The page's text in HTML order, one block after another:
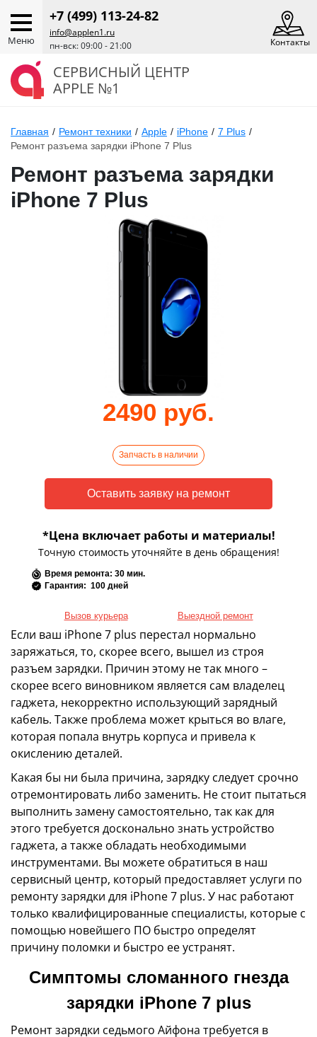
Меню
+7 (499) 113-24-82
info@applen1.ru
пн-вск: 09:00 - 21:00
Контакты
СЕРВИСНЫЙ ЦЕНТР
APPLE №1
Главная / Ремонт техники / Apple / iPhone / 7 Plus /
Ремонт разъема зарядки iPhone 7 Plus
Ремонт разъема зарядки
iPhone 7 Plus
2490 руб.
Запчасть в наличии
*Цена включает работы и материалы!
Точную стоимость уточняйте в день обращения!
Время ремонта: 30 мин.
Гарантия: 100 дней
Вызов курьера Выездной ремонт
Если ваш iPhone 7 plus перестал нормально
заряжаться, то, скорее всего, вышел из строя
разъем зарядки. Причин этому не так много –
скорее всего виновником является сам владелец
гаджета, некорректно использующий зарядный
кабель. Также проблема может крыться во влаге,
которая попала внутрь корпуса и привела к
окислению деталей.
Какая бы ни была причина, зарядку следует срочно
отремонтировать либо заменить. Не стоит пытаться
выполнить замену самостоятельно, так как для
этого требуется досконально знать устройство
гаджета, а также обладать необходимыми
инструментами. Вы можете обратиться в наш
сервисный центр, который предоставляет услуги по
ремонту зарядки для iPhone 7 plus. У нас работают
только квалифицированные специалисты, которые с
помощью новейшего ПО быстро определят
причину поломки и быстро ее устранят.
Симптомы сломанного гнезда
зарядки iPhone 7 plus
Ремонт зарядки седьмого Айфона требуется в